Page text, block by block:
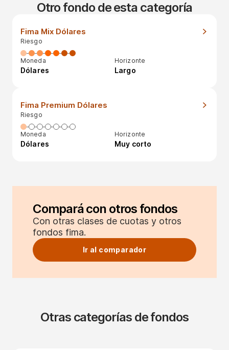
Otro fondo de esta categoría
Fima Mix Dólares
Riesgo
Moneda
Dólares
Horizonte
Largo
Fima Premium Dólares
Riesgo
Moneda
Dólares
Horizonte
Muy corto
Compará con otros fondos
Con otras clases de cuotas y otros
fondos fima.
Ir al comparador
Otras categorías de fondos